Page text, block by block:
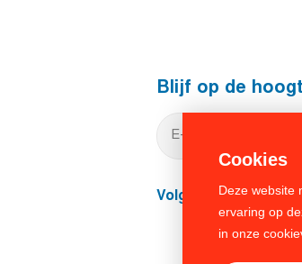
Cookies
Deze website
ervaring op
in onze
Blijf op de
Volg ons